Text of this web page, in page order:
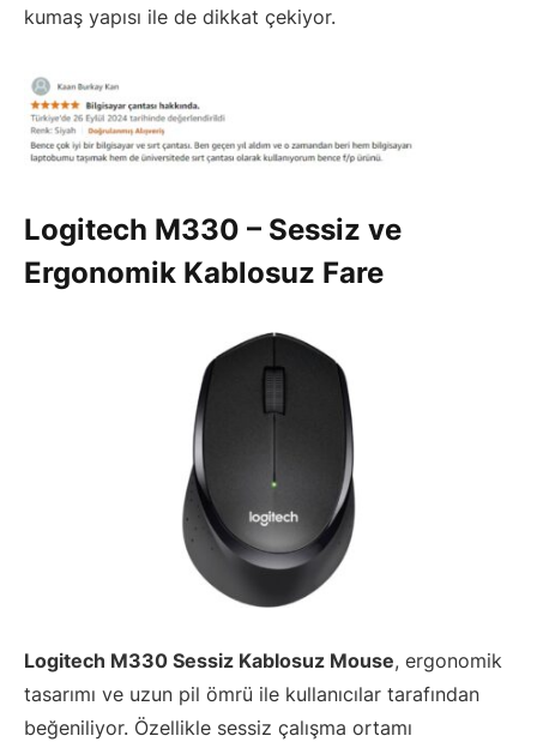
kumaş yapısı ile de dikkat çekiyor.
Logitech M330 – Sessiz ve
Ergonomik Kablosuz Fare
Logitech M330 Sessiz Kablosuz Mouse, ergonomik
tasarımı ve uzun pil ömrü ile kullanıcılar tarafından
beğeniliyor. Özellikle sessiz çalışma ortamı